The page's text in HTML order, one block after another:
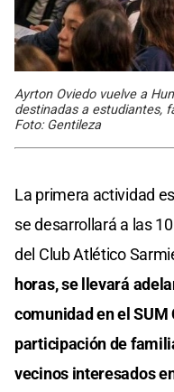
Ayrton Oviedo vuelve a
destinadas a estudiantes,
Foto: Gentileza
La primera actividad
se desarrollará a las
del Club Atlético
horas, se llevará
comunidad en el
participación de
vecinos interesados